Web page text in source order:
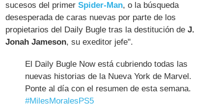
sucesos del primerSpider-Man, o la búsqueda
desesperada de caras nuevas por parte de los
propietarios del Daily Bugle tras la destitución deJ.
Jonah Jameson, su exeditor jefe".
El Daily Bugle Now está cubriendo todas las
nuevas historias de la Nueva York de Marvel.
Ponte al día con el resumen de esta semana.
#MilesMoralesPS5